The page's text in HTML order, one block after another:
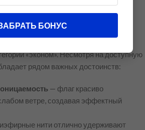
шелк тафетта
волокна — это оптимальный
«эконом». Несмотря на доступную
рядом важных достоинств:
— флаг красиво
ветре, создавая эффектный
нити отлично удерживают
БОНУС